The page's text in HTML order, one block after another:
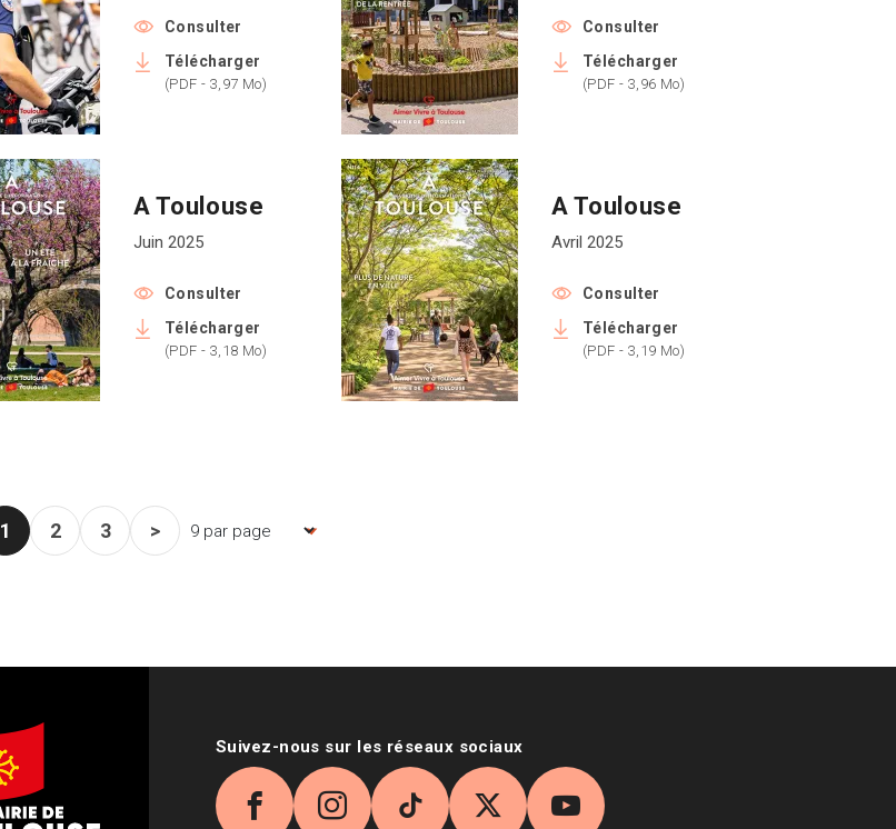
Consulter
Télécharger
(PDF - 3,97 Mo)
Consulter
Télécharger
(PDF - 3,96 Mo)
A Toulouse
Juin 2025
Consulter
Télécharger
(PDF - 3,18 Mo)
A Toulouse
Avril 2025
Consulter
Télécharger
(PDF - 3,19 Mo)
Page courante
1
Page
2
Page
3
Page suivante
>
Nombre d'items par page, la page se recharge à la séléction du nombre d'items
Suivez-nous sur les réseaux sociaux